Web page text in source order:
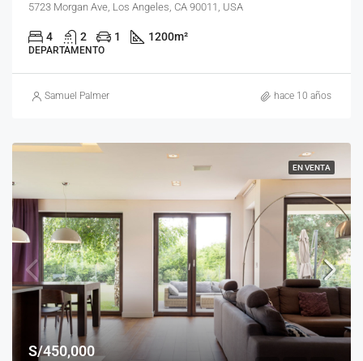
5723 Morgan Ave, Los Angeles, CA 90011, USA
4 2 1 1200m²
DEPARTAMENTO
Samuel Palmer hace 10 años
EN VENTA
S/450,000